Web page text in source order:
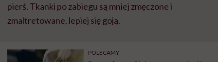
pierś. Tkanki po zabiegu są mniej zmęczone i
zmaltretowane, lepiej się goją.
POLECAMY